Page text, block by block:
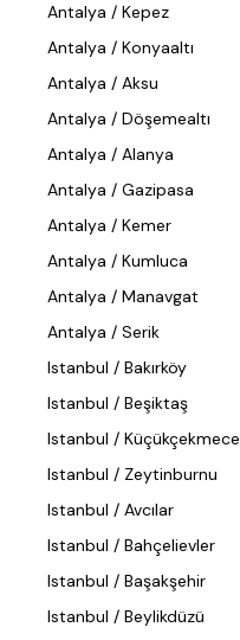
Antalya / Kepez
Antalya / Konyaaltı
Antalya / Aksu
Antalya / Döşemealtı
Antalya / Alanya
Antalya / Gazipasa
Antalya / Kemer
Antalya / Kumluca
Antalya / Manavgat
Antalya / Serik
Istanbul / Bakırköy
Istanbul / Beşiktaş
Istanbul / Küçükçekmece
Istanbul / Zeytinburnu
Istanbul / Avcılar
Istanbul / Bahçelievler
Istanbul / Başakşehir
Istanbul / Beylikdüzü